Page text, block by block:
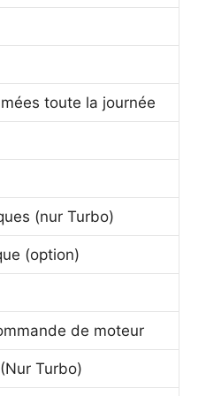
toute la journée
(nur Turbo)
(option)
de moteur
Turbo)